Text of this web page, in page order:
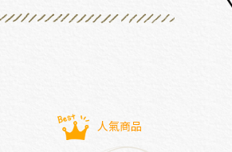
人氣商品